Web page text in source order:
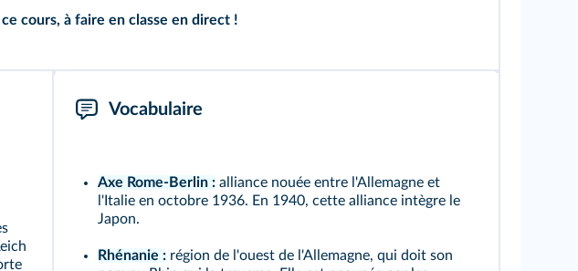
cours, à faire en classe en direct !
Vocabulaire
Axe Rome-Berlin : alliance nouée entre l'Allemagne et
l'Italie en octobre 1936. En 1940, cette alliance intègre le
Japon.
Rhénanie : région de l'ouest de l'Allemagne, qui doit son